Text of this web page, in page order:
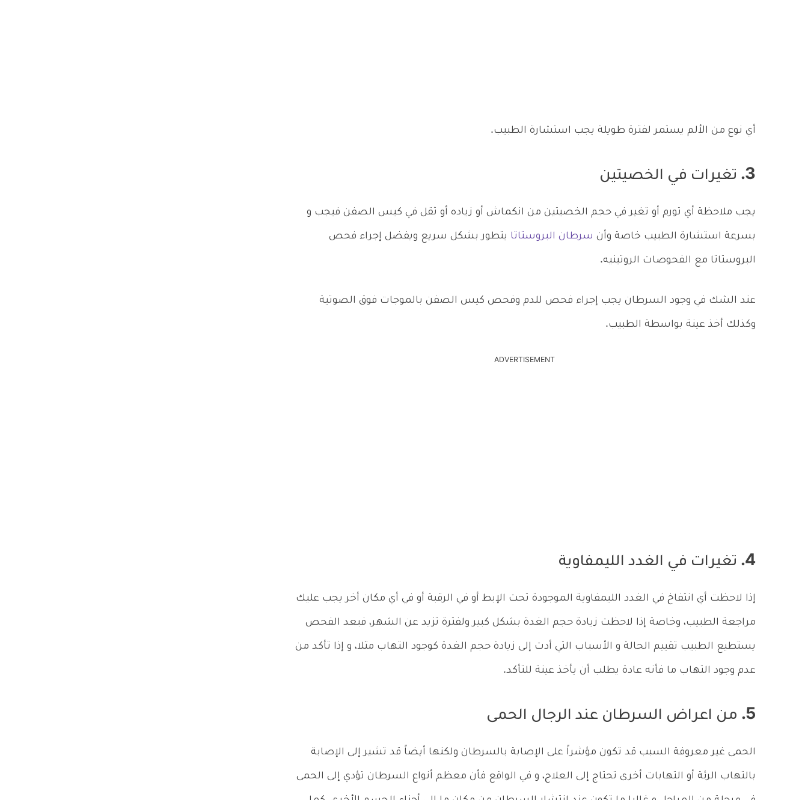
أي نوع من الألم يستمر لفترة طويلة يجب استشارة الطبيب.
3. تغيرات في الخصيتين
يجب ملاحظة أي تورم أو تغير في حجم الخصيتين من انكماش أو زياده أو ثقل في كيس الصفن فيجب و
بسرعة استشارة الطبيب خاصة وأن سرطان البروستاتا يتطور بشكل سريع ويفضل إجراء فحص
البروستاتا مع الفحوصات الروتينيه.
عند الشك في وجود السرطان يجب إجراء فحص للدم وفحص كيس الصفن بالموجات فوق الصوتية
وكذلك أخذ عينة بواسطة الطبيب.
ADVERTISEMENT
4. تغيرات في الغدد الليمفاوية
إذا لاحظت أي انتفاخ في الغدد الليمفاوية الموجودة تحت الإبط أو في الرقبة أو في أي مكان أخر يجب عليك
مراجعة الطبيب، وخاصة إذا لاحظت زيادة حجم الغدة بشكل كبير ولفترة تزيد عن الشهر، فبعد الفحص
يستطيع الطبيب تقييم الحالة و الأسباب التي أدت إلى زيادة حجم الغدة كوجود التهاب مثلا، و إذا تأكد من
عدم وجود التهاب ما فأنه عادة يطلب أن يأخذ عينة للتأكد.
5. من اعراض السرطان عند الرجال الحمى
الحمى غير معروفة السبب قد تكون مؤشراً على الإصابة بالسرطان ولكنها أيضاً قد تشير إلى الإصابة
بالتهاب الرئة أو التهابات أخرى تحتاج إلى العلاج، و في الواقع فأن معظم أنواع السرطان تؤدي إلى الحمى